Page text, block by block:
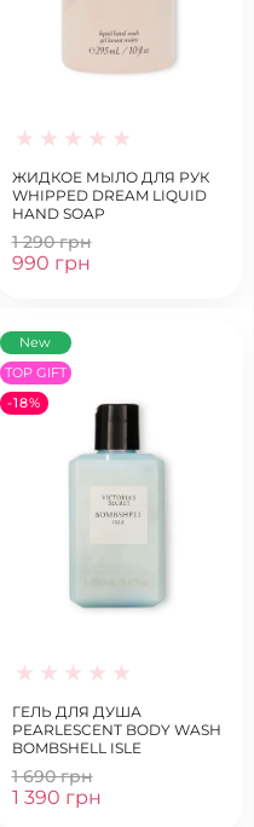
ЖИДКОЕ МЫЛО ДЛЯ РУК
WHIPPED DREAM LIQUID
HAND SOAP
1 290 грн
990 грн
New
TOP GIFT
-18%
ГЕЛЬ ДЛЯ ДУША
PEARLESCENT BODY WASH
BOMBSHELL ISLE
1 690 грн
1 390 грн